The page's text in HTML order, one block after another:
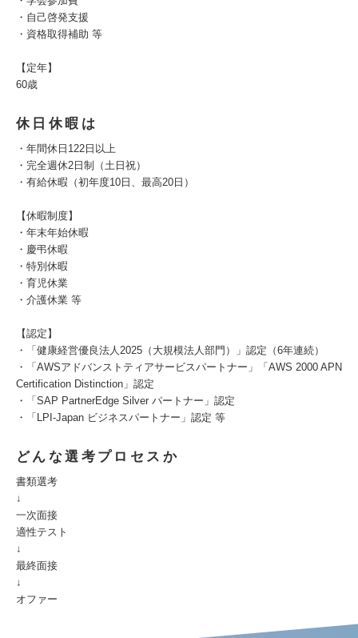
・自己啓発支援
・資格取得補助 等
【定年】
60歳
休日休暇は
・年間休日122日以上
・完全週休2日制（土日祝）
・有給休暇（初年度10日、最高20日）
【休暇制度】
・年末年始休暇
・慶弔休暇
・特別休暇
・育児休業
・介護休業 等
【認定】
・「健康経営優良法人2025（大規模法人部門）」認定（6年連続）
・「AWSアドバンストティアサービスパートナー」「AWS 2000 APN
Certification Distinction」認定
・「SAP PartnerEdge Silver パートナー」認定
・「LPI-Japan ビジネスパートナー」認定 等
どんな選考プロセスか
書類選考
↓
一次面接
適性テスト
↓
最終面接
↓
オファー